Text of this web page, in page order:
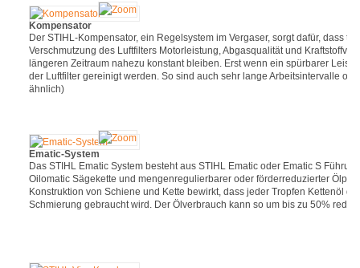
Kompensator
Der STIHL-Kompensator, ein Regelsystem im Vergaser, sorgt dafür, dass
Verschmutzung des Luftfilters Motorleistung, Abgasqualität und
längeren Zeitraum nahezu konstant bleiben. Erst wenn ein spürbarer
der Luftfilter gereinigt werden. So sind auch sehr lange Arbeitsintervalle
ähnlich)
Ematic-System
Das STIHL Ematic System besteht aus STIHL Ematic oder Ematic S
Oilomatic Sägekette und mengenregulierbarer oder förderreduzierter
Konstruktion von Schiene und Kette bewirkt, dass jeder Tropfen Kettenöl
Schmierung gebraucht wird. Der Ölverbrauch kann so um bis zu 50%